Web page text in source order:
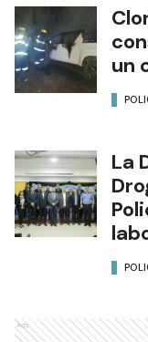
un
La
Ads